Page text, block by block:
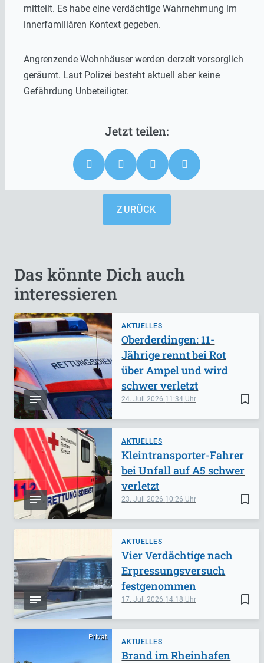
mitteilt. Es habe eine verdächtige Wahrnehmung im
innerfamiliären Kontext gegeben.
Angrenzende Wohnhäuser werden derzeit vorsorglich
geräumt. Laut Polizei besteht aktuell aber keine
Gefährdung Unbeteiligter.
ZURÜCK
Das könnte Dich auch
interessieren
AKTUELLES
bookmark_border
24. Juli 2026 11:34
Oberderdingen: 11-
Jährige rennt bei Rot
über Ampel und wird
schwer verletzt
AKTUELLES
bookmark_border
23. Juli 2026 10:26
Kleintransporter-Fahrer
bei Unfall auf A5 schwer
verletzt
AKTUELLES
bookmark_border
17. Juli 2026 14:18
Vier Verdächtige nach
Erpressungsversuch
festgenommen
Privat
AKTUELLES
Brand im Rheinhafen